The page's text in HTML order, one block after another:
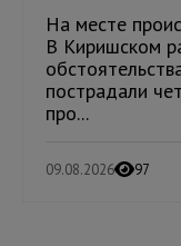
На месте
В Киришском
пострадали
про...
09.08.2026 97